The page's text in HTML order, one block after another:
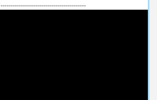
------------------------------------------